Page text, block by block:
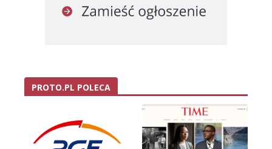
PROTO.PL POLECA